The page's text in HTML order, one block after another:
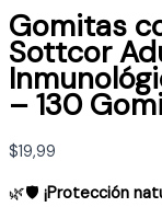
Gomitas
Sottcor
– 130
$19,99
🌿🛡️ ¡Protección